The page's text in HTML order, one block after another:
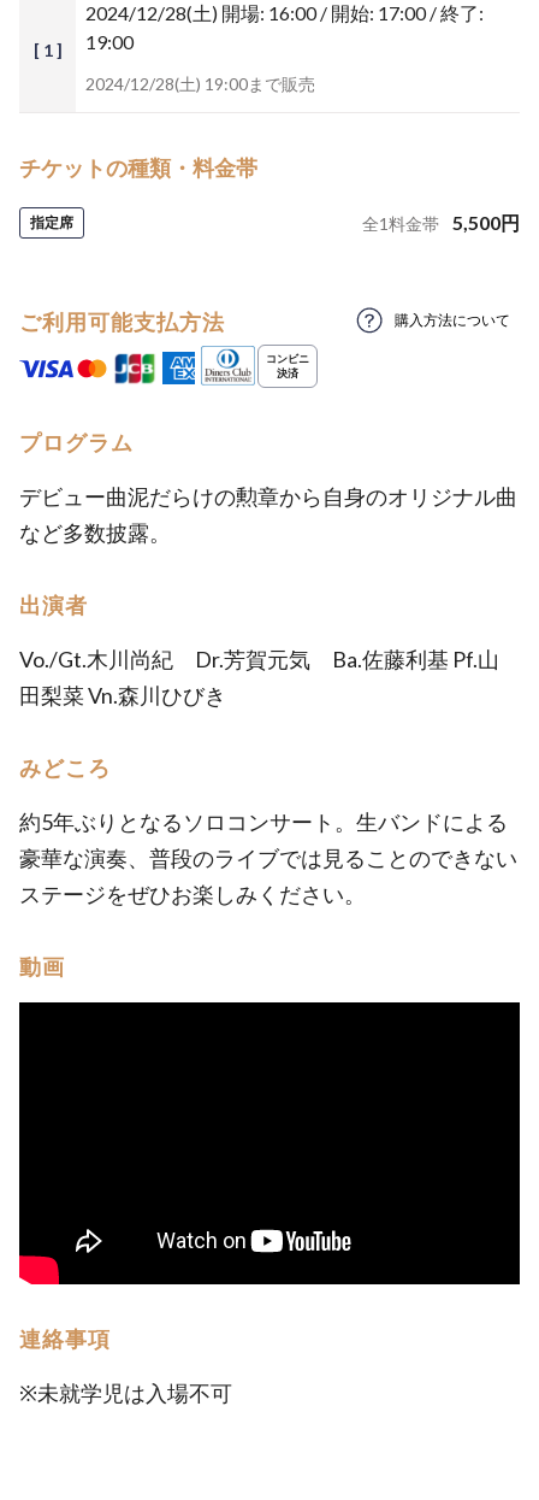
[ 1 ]
2024/12/28(土) 開場: 16:00 / 開始: 17:00 / 終了:
19:00
2024/12/28(土) 19:00まで販売
チケットの種類・料金帯
指定席 全1料金帯 5,500円
ご利用可能支払方法 購入方法について
プログラム
デビュー曲泥だらけの勲章から自身のオリジナル曲
など多数披露。
出演者
Vo./Gt.木川尚紀 Dr.芳賀元気 Ba.佐藤利基 Pf.山
田梨菜 Vn.森川ひびき
みどころ
約5年ぶりとなるソロコンサート。生バンドによる
豪華な演奏、普段のライブでは見ることのできない
ステージをぜひお楽しみください。
動画
連絡事項
※未就学児は入場不可